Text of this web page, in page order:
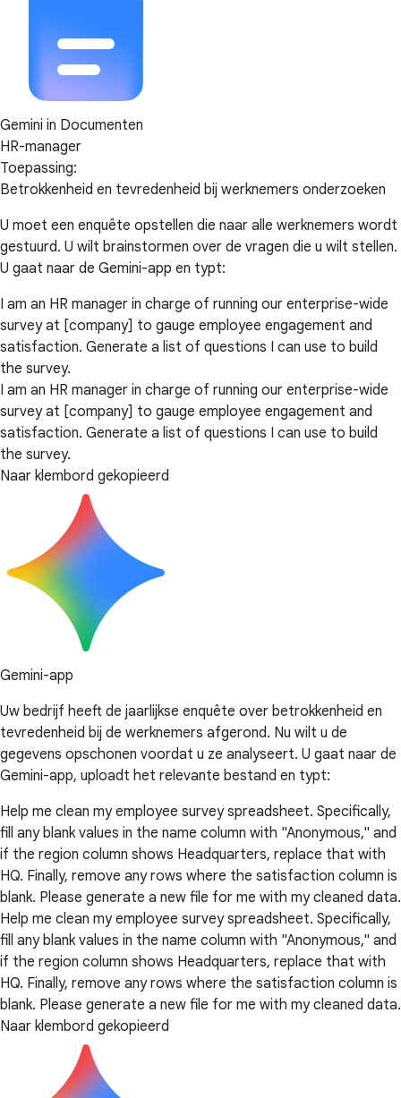
Gemini in Documenten
HR-manager
Toepassing:
Betrokkenheid en tevredenheid bij werknemers onderzoeken
U moet een enquête opstellen die naar alle werknemers wordt
gestuurd. U wilt brainstormen over de vragen die u wilt stellen.
U gaat naar de Gemini-app en typt:
I am an HR manager in charge of running our enterprise-wide
survey at [company] to gauge employee engagement and
satisfaction. Generate a list of questions I can use to build
the survey.
I am an HR manager in charge of running our enterprise-wide
survey at [company] to gauge employee engagement and
satisfaction. Generate a list of questions I can use to build
the survey.
Naar klembord gekopieerd
Gemini-app
Uw bedrijf heeft de jaarlijkse enquête over betrokkenheid en
tevredenheid bij de werknemers afgerond. Nu wilt u de
gegevens opschonen voordat u ze analyseert. U gaat naar de
Gemini-app, uploadt het relevante bestand en typt:
Help me clean my employee survey spreadsheet. Specifically,
fill any blank values in the name column with "Anonymous," and
if the region column shows Headquarters, replace that with
HQ. Finally, remove any rows where the satisfaction column is
blank. Please generate a new file for me with my cleaned data.
Help me clean my employee survey spreadsheet. Specifically,
fill any blank values in the name column with "Anonymous," and
if the region column shows Headquarters, replace that with
HQ. Finally, remove any rows where the satisfaction column is
blank. Please generate a new file for me with my cleaned data.
Naar klembord gekopieerd